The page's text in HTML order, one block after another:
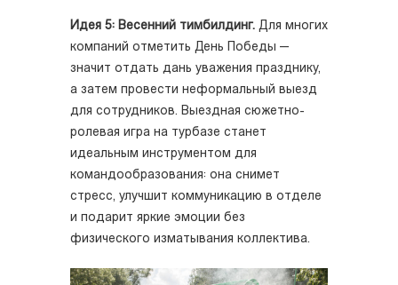
Идея 5: Весенний тимбилдинг. Для многих
компаний отметить День Победы —
значит отдать дань уважения празднику,
а затем провести неформальный выезд
для сотрудников. Выездная сюжетно-
ролевая игра на турбазе станет
идеальным инструментом для
командообразования: она снимет
стресс, улучшит коммуникацию в отделе
и подарит яркие эмоции без
физического изматывания коллектива.